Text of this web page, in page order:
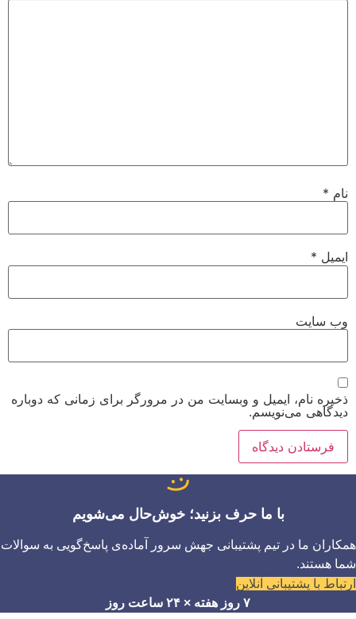
نام *
ایمیل *
وب‌ سایت
ذخیره نام، ایمیل و وبسایت من در مرورگر برای زمانی که دوباره
دیدگاهی می‌نویسم.
با ما حرف بزنید؛ خوش‌حال می‌شویم
همکاران ما در تیم پشتیبانی جهش سرور آماده‌ی پاسخ‌گویی به سوالات
شما هستند.
ارتباط با پشتیبانی آنلاین
۷ روز هفته × ۲۴ ساعت روز